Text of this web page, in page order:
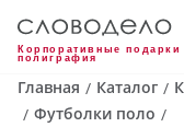
Корпоративные подарки
полиграфия
Главная / Каталог /
/ Футболки поло /